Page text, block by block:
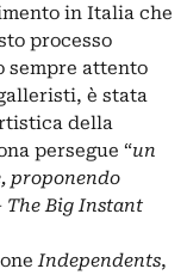
in Italia che
processo
sempre attento
è stata
della
persegue “un
proponendo
The Big Instant
Independents,